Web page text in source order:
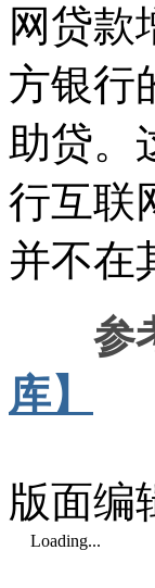
网贷款
方银行
助贷。
行互联
并不在
参
库】
版面编
Loading...